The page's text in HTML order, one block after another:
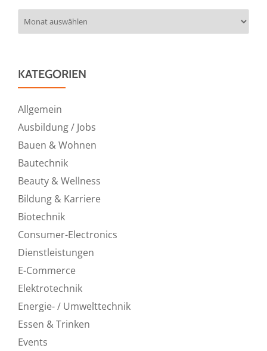
KATEGORIEN
Allgemein
Ausbildung / Jobs
Bauen & Wohnen
Bautechnik
Beauty & Wellness
Bildung & Karriere
Biotechnik
Consumer-Electronics
Dienstleistungen
E-Commerce
Elektrotechnik
Energie- / Umwelttechnik
Essen & Trinken
Events